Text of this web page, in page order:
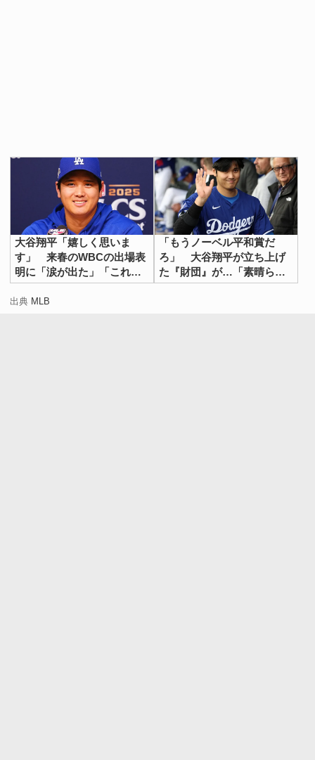
大谷翔平「嬉しく思いま
す」 来春のWBCの出場表
明に「涙が出た」「これは
熱い」
「もうノーベル平和賞だ
ろ」 大谷翔平が立ち上げ
た『財団』が…「素晴らし
い」
出典 MLB